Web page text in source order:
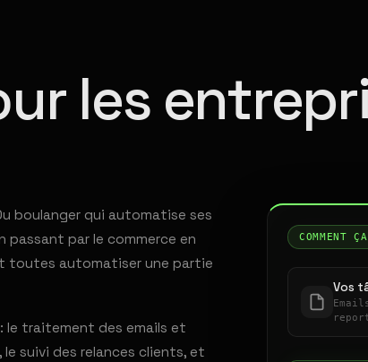
les
boulanger qui automatise ses
par le commerce en
toutes automatiser une partie
le traitement des emails et
suivi des relances clients, et
COMMENT
Vos